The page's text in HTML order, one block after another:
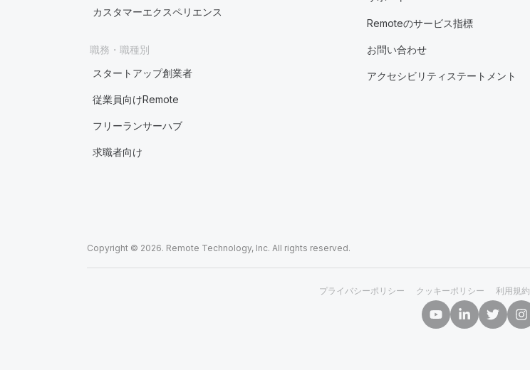
カスタマーエクスペリエンス
職務・職種別
スタートアップ創業者
従業員向けRemote
フリーランサーハブ
求職者向け
Remoteのサービス指標
お問い合わせ
アクセシビリティステートメント
Copyright © 2026. Remote Technology, Inc. All rights reserved.
プライバシーポリシー クッキーポリシー 利用規約